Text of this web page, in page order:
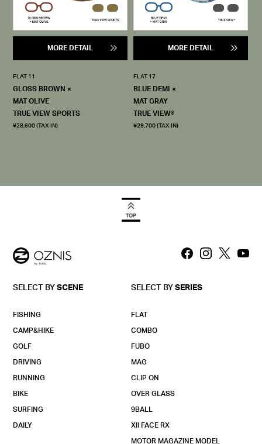
MORE DETAIL
FLAT 11
GLOSS BROWN ×
MAT OLIVE
TRUE VIEW SPORTS
¥28,600 (TAX IN)
MORE DETAIL
FLAT 17
BLUE DEMI ×
MAT GRAY
TRUE VIEW®
¥29,700 (TAX IN)
SELECT BYSCENE
FISHING
CAMP&HIKE
GOLF
DRIVING
RUNNING
BIKE
SURFING
DAILY
SELECT BY SERIES
FLAT
COMBO
FUBO
MAG
CLIP ON
OVER GLASS
9BALL
Xll FACE RX
MOTOR MAGAZINE MODEL